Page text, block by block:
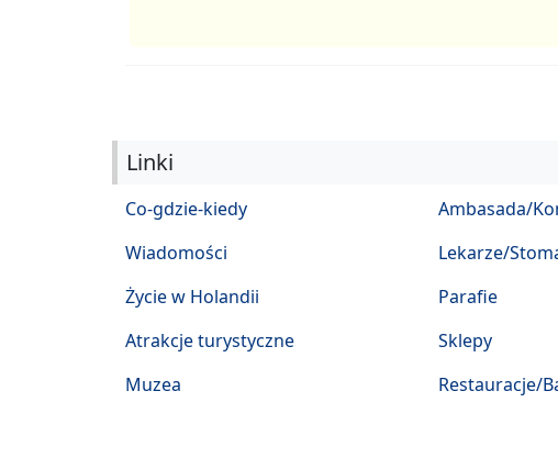
Linki
Co-gdzie-kiedy
Wiadomości
Życie w Holandii
Atrakcje turystyczne
Muzea
Ambasada/
Lekarze/
Parafie
Sklepy
Restauracje/